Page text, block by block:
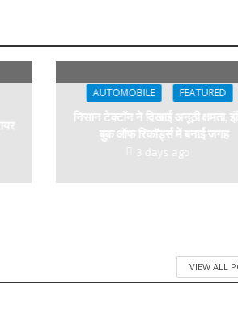
AUTOMOBILE FEATURED
निसान टेक्टॉन ने दिखाई अनूठी क्षमता,
बुक ऑफ रिकॉर्ड्स में बनाई जगह
3 days ago
VIEW ALL